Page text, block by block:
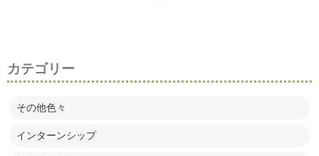
カテゴリー
その他色々
インターンシップ